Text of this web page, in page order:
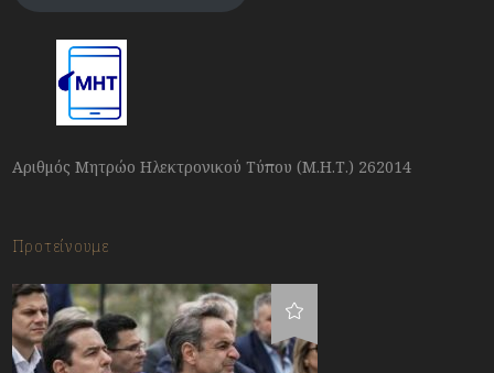
Αριθμός Μητρώο Ηλεκτρονικού Τύπου (Μ.Η.Τ.) 262014
Προτείνουμε